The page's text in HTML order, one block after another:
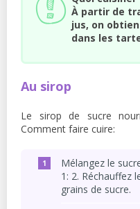
À partir de
jus, on
dans les
Au sirop
Le sirop de sucre
Comment faire cuire:
Mélangez le
1: 2. Réchauffez
grains de sucre.